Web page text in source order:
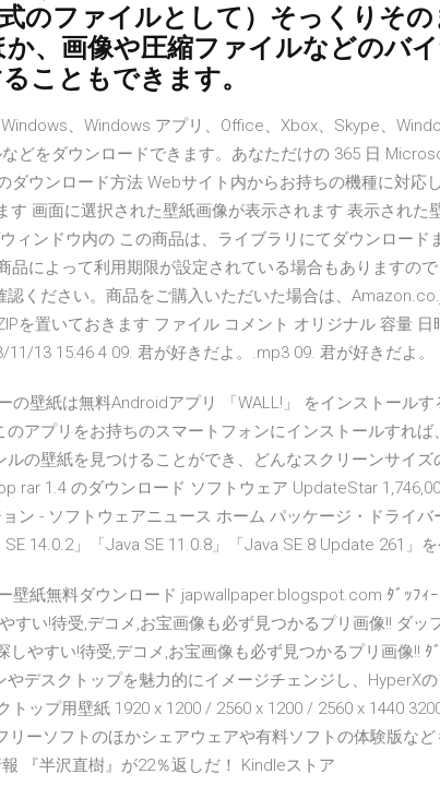
式のファイルとして）そっくりそ
、画像や圧縮ファイルなどのバ
こともできます。
、Windows アプリ、Office、Xbox、Skype、
どをダウンロードできます。あなただけの 365 日
ダウンロード方法 Webサイト内からお持ちの機種に対応
す 画面に選択された壁紙画像が表示されます 表示された
ィンドウ内の この商品は、ライブラリにてダウンロード
品によって利用期限が設定されている場合もありますの
認ください。商品をご購入いただいた場合は、
を置いておきます ファイル コメント オリジナル 容量 日
11/13 15:46 4 09. 君が好きだよ。.mp3 09. 君が好きだよ。
の壁紙は無料Androidアプリ 「WALL!」 をインストール
のアプリをお持ちのスマートフォンにインストールすれ
ルの壁紙を見つけることができ、どんなスクリーンサイ
rar 1.4 のダウンロード ソフトウェア UpdateStar
ン - ソフトウェアニュース ホーム パッケージ・ドライバ
14.0.2」「Java SE 11.0.8」「Java SE 8 Update 261」
壁紙無料ダウンロード japwallpaper.blogspot.com ﾀﾞｯﾌｨ
すい!待受,デコメ,お宝画像も必ず見つかるプリ画像!! ダッ
しやすい!待受,デコメ,お宝画像も必ず見つかるプリ画像!!
やデスクトップを魅力的にイメージチェンジし、HyperX
トップ用壁紙 1920 x 1200 / 2560 x 1200 / 2560 x 1440
リーソフトのほかシェアウェアや有料ソフトの体験版など
『半沢直樹』が22％返しだ！ Kindleストア